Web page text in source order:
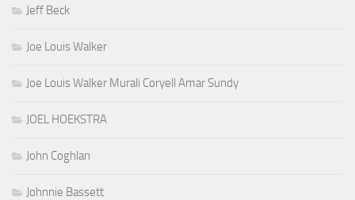
Jeff Beck
Joe Louis Walker
Joe Louis Walker Murali Coryell Amar Sundy
JOEL HOEKSTRA
John Coghlan
Johnnie Bassett